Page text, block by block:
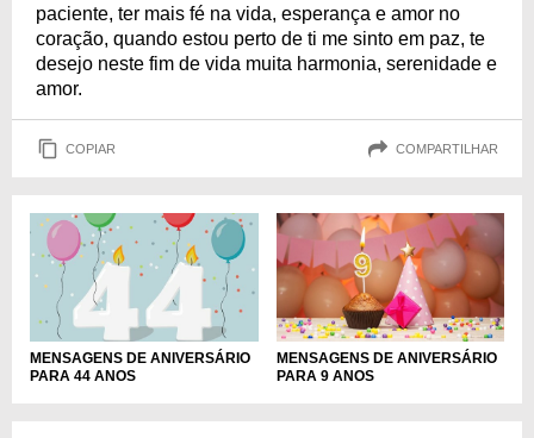
paciente, ter mais fé na vida, esperança e amor no
coração, quando estou perto de ti me sinto em paz, te
desejo neste fim de vida muita harmonia, serenidade e
amor.
COPIAR COMPARTILHAR
MENSAGENS DE ANIVERSÁRIO
PARA 44 ANOS
MENSAGENS DE ANIVERSÁRIO
PARA 9 ANOS